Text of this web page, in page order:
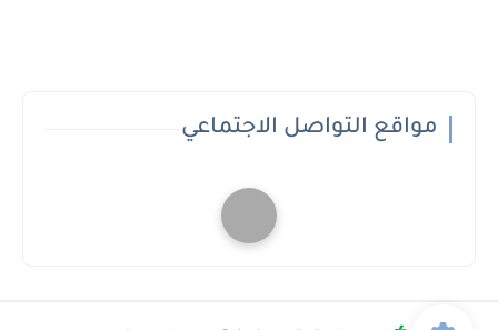
مواقع التواصل الاجتماعي